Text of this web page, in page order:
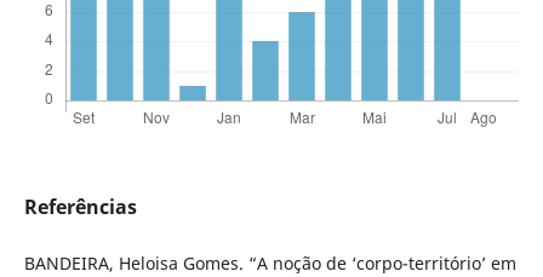
Referências
BANDEIRA, Heloisa Gomes. “A noção de ‘corpo-território’ em